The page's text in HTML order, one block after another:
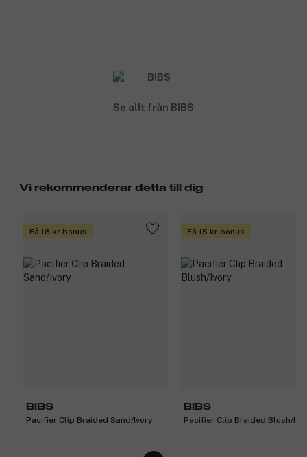
Se allt från BIBS
Vi rekommenderar detta till dig
Få 18 kr bonus
BIBS
Pacifier Clip Braided Sand/Ivory
Få 15 kr bonus
BIBS
Pacifier Clip Braided Blush/